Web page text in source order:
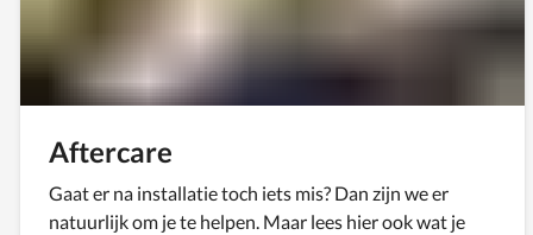
Aftercare
Gaat er na installatie toch iets mis? Dan zijn we er
natuurlijk om je te helpen. Maar lees hier ook wat je